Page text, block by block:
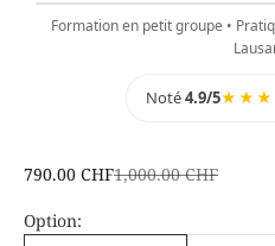
Découvre
Clique pour
Formation en petit groupe •
Noté4.9/5
Prix de vente
790.00 CHFPrix normal
1,000.00 CHF
Option: